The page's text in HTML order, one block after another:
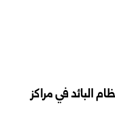
البائد في مراكز